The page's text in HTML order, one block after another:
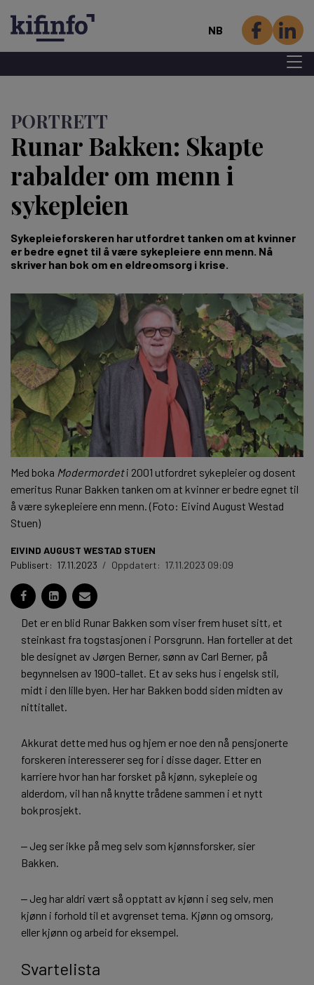
hovedinnhold
NB
Menu
PORTRETT
Runar Bakken: Skapte
rabalder om menn i
sykepleien
Sykepleieforskeren har utfordret tanken om at kvinner
er bedre egnet til å være sykepleiere enn menn. Nå
skriver han bok om en eldreomsorg i krise.
Med boka Modermordeti 2001 utfordret sykepleier og dosent
emeritus Runar Bakken tanken om at kvinner er bedre egnet til
å være sykepleiere enn menn. (Foto: Eivind August Westad
Stuen)
EIVIND AUGUST WESTAD STUEN
Publisert: 17.11.2023 / Oppdatert: 17.11.2023 09:09
Det er en blid Runar Bakken som viser frem huset sitt, et
steinkast fra togstasjonen i Porsgrunn. Han forteller at det
ble designet av Jørgen Berner, sønn av Carl Berner, på
begynnelsen av 1900-tallet. Et av seks hus i engelsk stil,
midt i den lille byen. Her har Bakken bodd siden midten av
nittitallet.
Akkurat dette med hus og hjem er noe den nå pensjonerte
forskeren interesserer seg for i disse dager. Etter en
karriere hvor han har forsket på kjønn, sykepleie og
alderdom, vil han nå knytte trådene sammen i et nytt
bokprosjekt.
‒ Jeg ser ikke på meg selv som kjønnsforsker, sier
Bakken.
‒ Jeg har aldri vært så opptatt av kjønn i seg selv, men
kjønn i forhold til et avgrenset tema. Kjønn og omsorg,
eller kjønn og arbeid for eksempel.
Svartelista